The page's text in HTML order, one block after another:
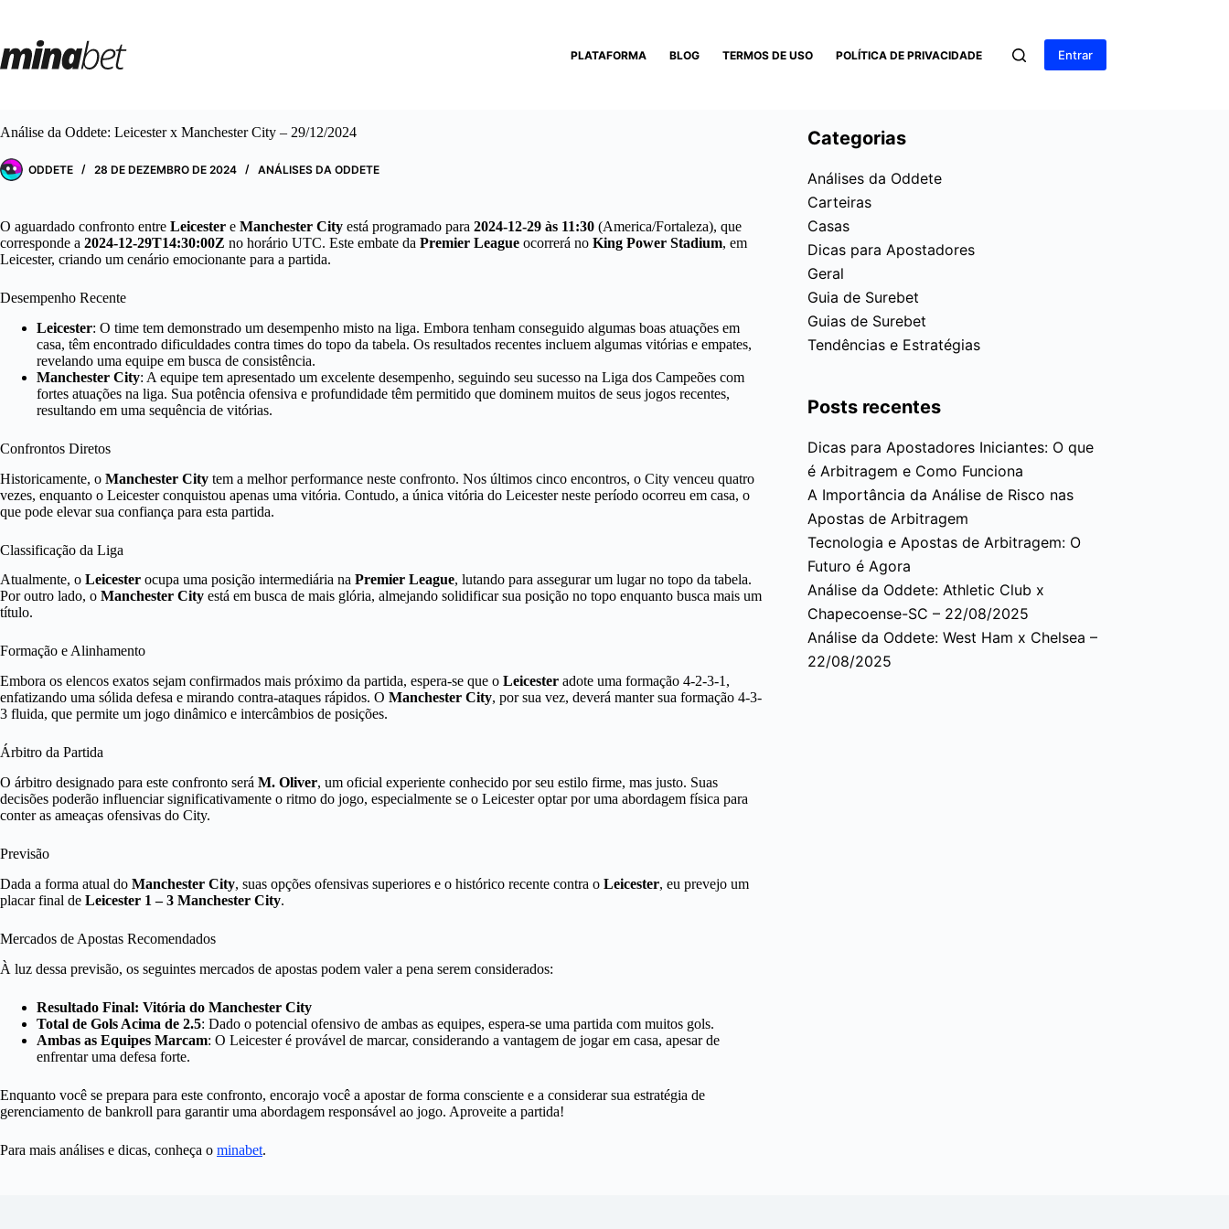
conteúdo
PLATAFORMA BLOG TERMOS DE USO POLÍTICA DE PRIVACIDADE Entrar
Análise da Oddete: Leicester x Manchester City – 29/12/2024
ODDETE 28 DE DEZEMBRO DE 2024 ANÁLISES DA ODDETE
O aguardado confronto entre Leicester e Manchester City está programado para 2024-12-29 às 11:30 (America/Fortaleza), que
corresponde a 2024-12-29T14:30:00Z no horário UTC. Este embate da Premier League ocorrerá no King Power Stadium, em
Leicester, criando um cenário emocionante para a partida.
Desempenho Recente
Leicester: O time tem demonstrado um desempenho misto na liga. Embora tenham conseguido algumas boas atuações em
casa, têm encontrado dificuldades contra times do topo da tabela. Os resultados recentes incluem algumas vitórias e empates,
revelando uma equipe em busca de consistência.
Manchester City: A equipe tem apresentado um excelente desempenho, seguindo seu sucesso na Liga dos Campeões com
fortes atuações na liga. Sua potência ofensiva e profundidade têm permitido que dominem muitos de seus jogos recentes,
resultando em uma sequência de vitórias.
Confrontos Diretos
Historicamente, o Manchester City tem a melhor performance neste confronto. Nos últimos cinco encontros, o City venceu quatro
vezes, enquanto o Leicester conquistou apenas uma vitória. Contudo, a única vitória do Leicester neste período ocorreu em casa, o
que pode elevar sua confiança para esta partida.
Classificação da Liga
Atualmente, o Leicester ocupa uma posição intermediária na Premier League, lutando para assegurar um lugar no topo da tabela.
Por outro lado, o Manchester City está em busca de mais glória, almejando solidificar sua posição no topo enquanto busca mais um
título.
Formação e Alinhamento
Embora os elencos exatos sejam confirmados mais próximo da partida, espera-se que o Leicester adote uma formação 4-2-3-1,
enfatizando uma sólida defesa e mirando contra-ataques rápidos. O Manchester City, por sua vez, deverá manter sua formação 4-3-
3 fluida, que permite um jogo dinâmico e intercâmbios de posições.
Árbitro da Partida
O árbitro designado para este confronto será M. Oliver, um oficial experiente conhecido por seu estilo firme, mas justo. Suas
decisões poderão influenciar significativamente o ritmo do jogo, especialmente se o Leicester optar por uma abordagem física para
conter as ameaças ofensivas do City.
Previsão
Dada a forma atual do Manchester City, suas opções ofensivas superiores e o histórico recente contra o Leicester, eu prevejo um
placar final de Leicester 1 – 3 Manchester City.
Mercados de Apostas Recomendados
À luz dessa previsão, os seguintes mercados de apostas podem valer a pena serem considerados:
Resultado Final: Vitória do Manchester City
Total de Gols Acima de 2.5: Dado o potencial ofensivo de ambas as equipes, espera-se uma partida com muitos gols.
Ambas as Equipes Marcam: O Leicester é provável de marcar, considerando a vantagem de jogar em casa, apesar de
enfrentar uma defesa forte.
Enquanto você se prepara para este confronto, encorajo você a apostar de forma consciente e a considerar sua estratégia de
gerenciamento de bankroll para garantir uma abordagem responsável ao jogo. Aproveite a partida!
Para mais análises e dicas, conheça o minabet.
Categorias
Análises da Oddete
Carteiras
Casas
Dicas para Apostadores
Geral
Guia de Surebet
Guias de Surebet
Tendências e Estratégias
Posts recentes
Dicas para Apostadores Iniciantes: O que
é Arbitragem e Como Funciona
A Importância da Análise de Risco nas
Apostas de Arbitragem
Tecnologia e Apostas de Arbitragem: O
Futuro é Agora
Análise da Oddete: Athletic Club x
Chapecoense-SC – 22/08/2025
Análise da Oddete: West Ham x Chelsea –
22/08/2025